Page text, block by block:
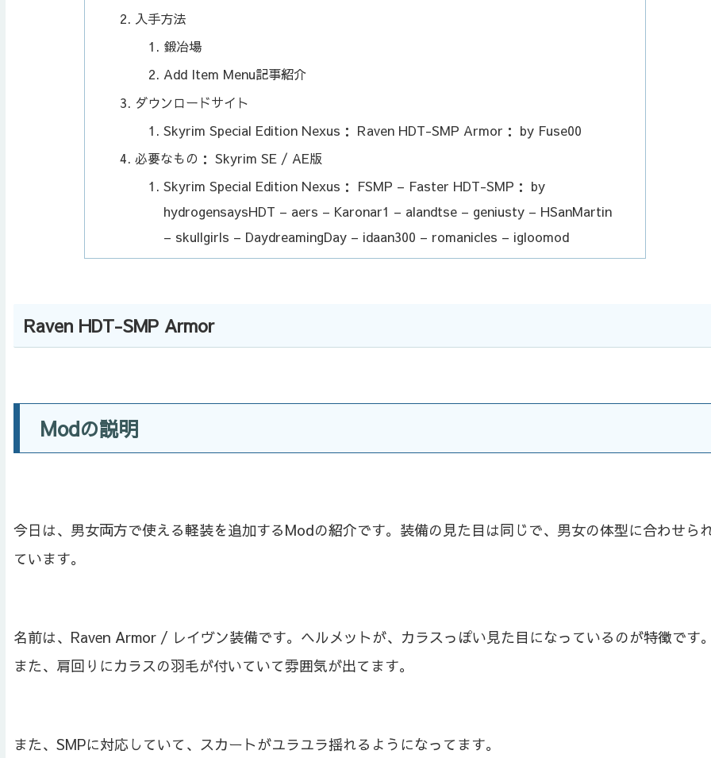
入手方法
鍛冶場
Add Item Menu記事紹介
ダウンロードサイト
Skyrim Special Edition Nexus： Raven HDT-SMP Armor： by Fuse00
必要なもの： Skyrim SE / AE版
Skyrim Special Edition Nexus： FSMP – Faster HDT-SMP： by
hydrogensaysHDT – aers – Karonar1 – alandtse – geniusty – HSanMartin
– skullgirls – DaydreamingDay – idaan300 – romanicles – igloomod
Raven HDT-SMP Armor
Modの説明
今日は、男女両方で使える軽装を追加するModの紹介です。装備の見た目は同じで、男女の体型に合わせら
ています。
名前は、Raven Armor / レイヴン装備です。ヘルメットが、カラスっぽい見た目になっているのが特徴です
また、肩回りにカラスの羽毛が付いていて雰囲気が出てます。
また、SMPに対応していて、スカートがユラユラ揺れるようになってます。